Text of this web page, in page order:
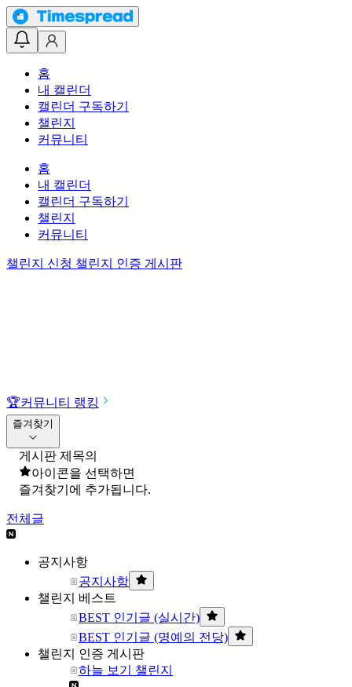
홈
내 캘린더
캘린더 구독하기
챌린지
커뮤니티
홈
내 캘린더
캘린더 구독하기
챌린지
커뮤니티
챌린지 신청 챌린지 인증 게시판
🏆커뮤니티 랭킹
즐겨찾기
게시판 제목의
아이콘을 선택하면
즐겨찾기에 추가됩니다.
전체글
공지사항
공지사항
챌린지 베스트
BEST 인기글 (실시간)
BEST 인기글 (명예의 전당)
챌린지 인증 게시판
하늘 보기 챌린지